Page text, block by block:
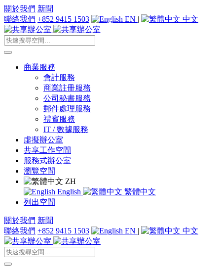
關於我們 新聞
聯絡我們 +852 9415 1503 EN | 中文
商業服務
會計服務
商業註冊服務
公司秘書服務
郵件處理服務
禮賓服務
IT / 數據服務
虛擬辦公室
共享工作空間
服務式辦公室
瀏覽空間
ZH
English
繁體中文
列出空間
關於我們 新聞
聯絡我們 +852 9415 1503 EN | 中文